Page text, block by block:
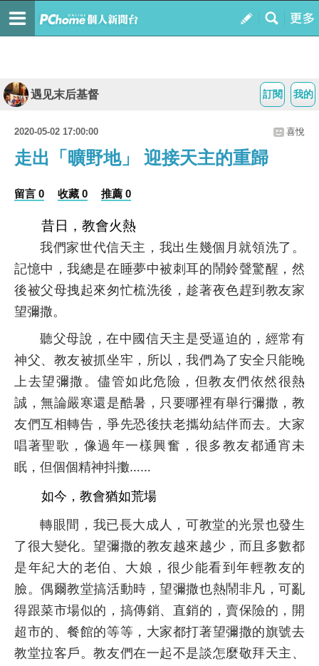
我的
訂閱
遇见末后基督
2020-05-02 17:00:00 喜悅
走出「曠野地」 迎接天主的重歸
留言 0 收藏 0 推薦 0
昔日，教會火熱
我們家世代信天主，我出生幾個月就領洗了。
記憶中，我總是在睡夢中被刺耳的鬧鈴聲驚醒，然
後被父母拽起來匆忙梳洗後，趁著夜色趕到教友家
望彌撒。
聽父母說，在中國信天主是受逼迫的，經常有
神父、教友被抓坐牢，所以，我們為了安全只能晚
上去望彌撒。儘管如此危險，但教友們依然很熱
誠，無論嚴寒還是酷暑，只要哪裡有舉行彌撒，教
友們互相轉告，爭先恐後扶老攜幼結伴而去。大家
唱著聖歌，像過年一樣興奮，很多教友都通宵未
眠，但個個精神抖擻……
如今，教會猶如荒場
轉眼間，我已長大成人，可教堂的光景也發生
了很大變化。望彌撒的教友越來越少，而且多數都
是年紀大的老伯、大娘，很少能看到年輕教友的
臉。偶爾教堂搞活動時，望彌撒也熱鬧非凡，可亂
得跟菜市場似的，搞傳銷、直銷的，賣保險的，開
超市的、餐館的等等，大家都打著望彌撒的旗號去
教堂拉客戶。教友們在一起不是談怎麼敬拜天主、